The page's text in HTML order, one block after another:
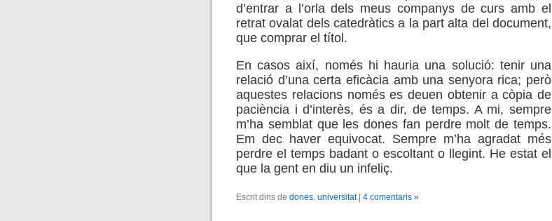
d’entrar a l’orla dels meus companys de curs amb el
retrat ovalat dels catedràtics a la part alta del document,
que comprar el títol.
En casos així, només hi hauria una solució: tenir una
relació d’una certa eficàcia amb una senyora rica; però
aquestes relacions només es deuen obtenir a còpia de
paciència i d’interès, és a dir, de temps. A mi, sempre
m’ha semblat que les dones fan perdre molt de temps.
Em dec haver equivocat. Sempre m’ha agradat més
perdre el temps badant o escoltant o llegint. He estat el
que la gent en diu un infeliç.
Escrit dins de dones, universitat| 4 comentaris »